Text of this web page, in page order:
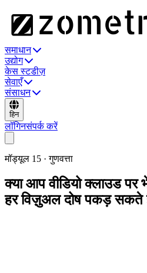
समाधान
उद्योग
केस स्टडीज़
सेवाएँ
संसाधन
हिन
लॉगिनसंपर्क करें
मॉड्यूल 15 ·गुणवत्ता
क्या आप वीडियो क्लाउड पर
हर विज़ुअल दोष पकड़ सकते